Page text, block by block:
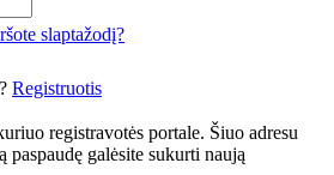
slaptažodį?
Registruotis
registravotės portale. Šiuo adresu
paspaudę galėsite sukurti naują